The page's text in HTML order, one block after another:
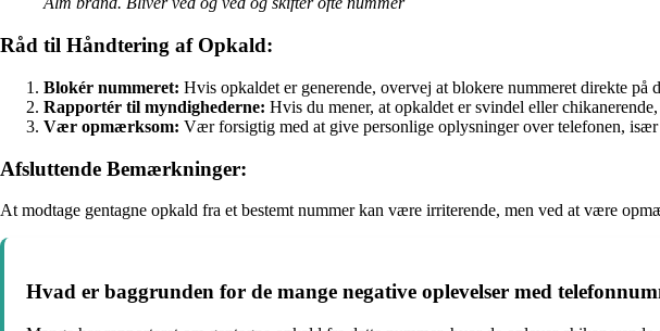
Råd til Håndtering af Opkald:
Blokér nummeret: Hvis opkaldet er generende, overvej at blokere nummeret direkte på
Rapportér til myndighederne: Hvis du mener, at opkaldet er svindel eller
Vær opmærksom: Vær forsigtig med at give personlige oplysninger over telefonen,
Afsluttende Bemærkninger:
At modtage gentagne opkald fra et bestemt nummer kan være irriterende, men ved at være
Hvad er baggrunden for de mange negative oplevelser med